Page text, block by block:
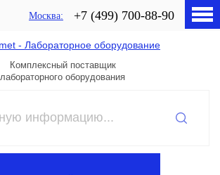
Москва +7 (499) 700-88-90
Комплексный поставщик
лабораторного оборудования